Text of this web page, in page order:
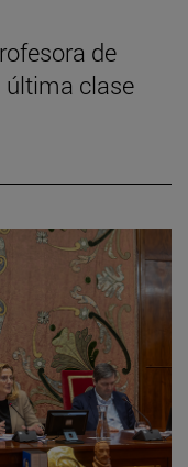
de
última clase